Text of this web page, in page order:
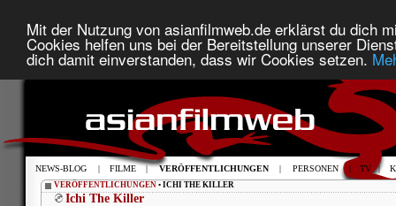
Mit der Nutzung von asianfilmweb.de erklärst du dich
Cookies helfen uns bei der Bereitstellung unserer
dich damit einverstanden, dass wir Cookies setzen.
NEWS-BLOG | FILME | VERÖFFENTLICHUNGEN | PERSONEN | TV |
VERÖFFENTLICHUNGEN • ICHI THE KILLER
Ichi The Killer